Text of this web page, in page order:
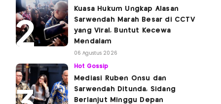
Kuasa Hukum Ungkap Alasan
Sarwendah Marah Besar di CCTV
yang Viral, Buntut Kecewa
Mendalam
06 Agustus 2026
Hot Gossip
Mediasi Ruben Onsu dan
Sarwendah Ditunda, Sidang
Berlanjut Minggu Depan